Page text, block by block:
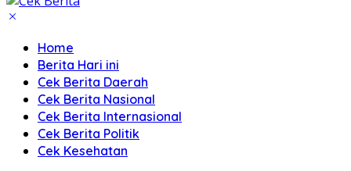
Home
Berita Hari ini
Cek Berita Daerah
Cek Berita Nasional
Cek Berita Internasional
Cek Berita Politik
Cek Kesehatan